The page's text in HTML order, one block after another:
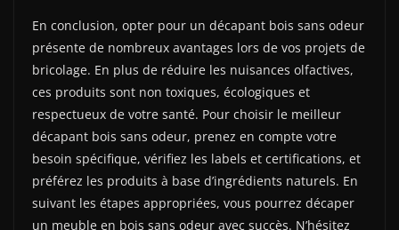
En conclusion, opter pour un décapant bois sans odeur
présente de nombreux avantages lors de vos projets de
bricolage. En plus de réduire les nuisances olfactives,
ces produits sont non toxiques, écologiques et
respectueux de votre santé. Pour choisir le meilleur
décapant bois sans odeur, prenez en compte votre
besoin spécifique, vérifiez les labels et certifications, et
préférez les produits à base d’ingrédients naturels. En
suivant les étapes appropriées, vous pourrez décaper
un meuble en bois sans odeur avec succès. N’hésitez